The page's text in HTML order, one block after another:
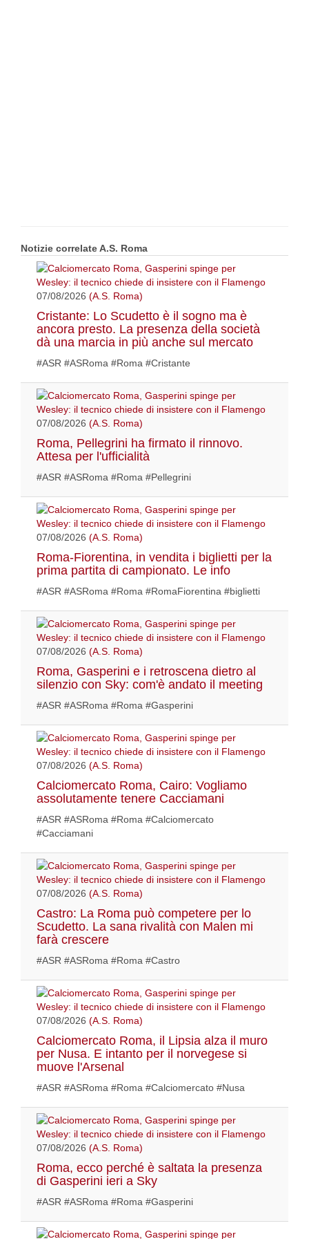
Notizie correlate A.S. Roma
07/08/2026 (A.S. Roma)
Cristante: Lo Scudetto è il sogno ma è
ancora presto. La presenza della società
dà una marcia in più anche sul mercato
#ASR #ASRoma #Roma #Cristante
07/08/2026 (A.S. Roma)
Roma, Pellegrini ha firmato il rinnovo.
Attesa per l'ufficialità
#ASR #ASRoma #Roma #Pellegrini
07/08/2026 (A.S. Roma)
Roma-Fiorentina, in vendita i biglietti per la
prima partita di campionato. Le info
#ASR #ASRoma #Roma #RomaFiorentina #biglietti
07/08/2026 (A.S. Roma)
Roma, Gasperini e i retroscena dietro al
silenzio con Sky: com'è andato il meeting
#ASR #ASRoma #Roma #Gasperini
07/08/2026 (A.S. Roma)
Calciomercato Roma, Cairo: Vogliamo
assolutamente tenere Cacciamani
#ASR #ASRoma #Roma #Calciomercato
#Cacciamani
07/08/2026 (A.S. Roma)
Castro: La Roma può competere per lo
Scudetto. La sana rivalità con Malen mi
farà crescere
#ASR #ASRoma #Roma #Castro
07/08/2026 (A.S. Roma)
Calciomercato Roma, il Lipsia alza il muro
per Nusa. E intanto per il norvegese si
muove l'Arsenal
#ASR #ASRoma #Roma #Calciomercato #Nusa
07/08/2026 (A.S. Roma)
Roma, ecco perché è saltata la presenza
di Gasperini ieri a Sky
#ASR #ASRoma #Roma #Gasperini